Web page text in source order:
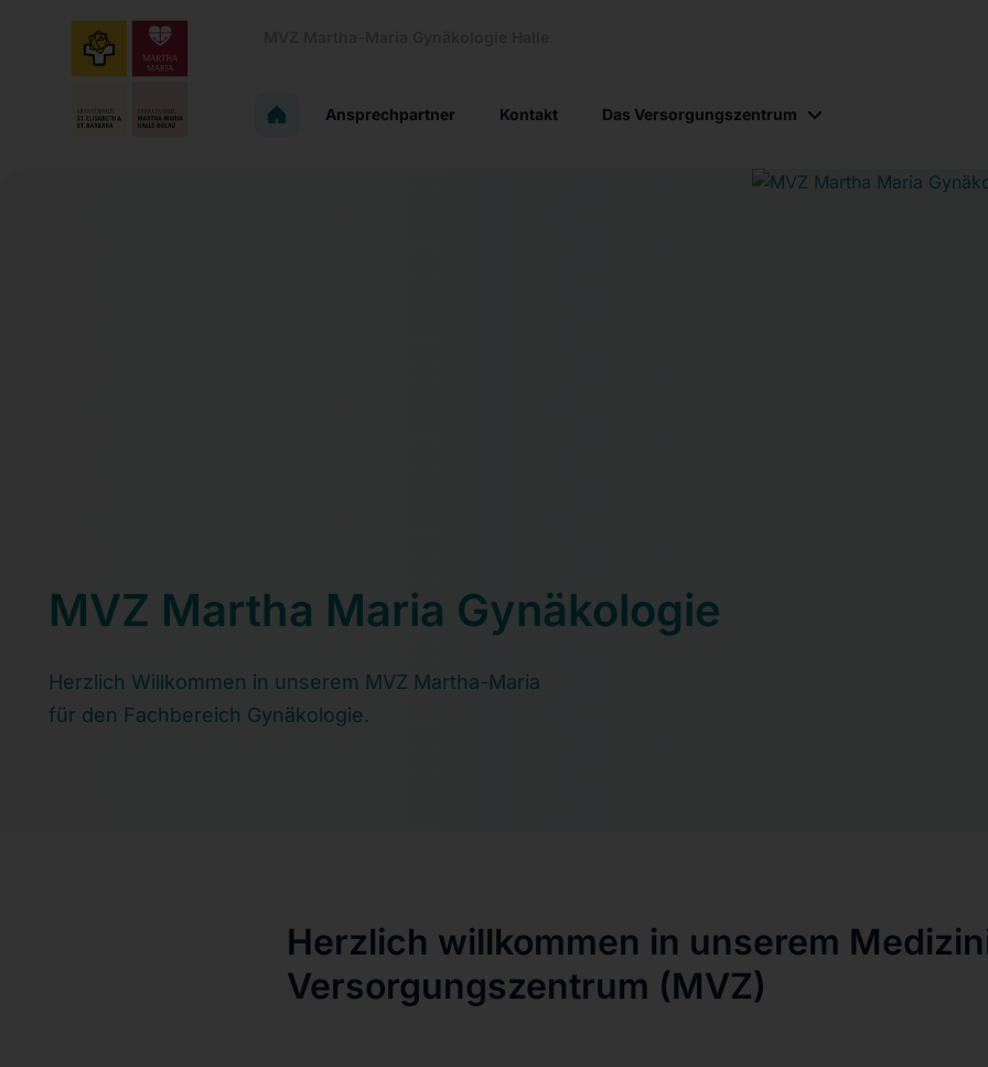
Ansprechpartner Kontakt Das Versorgungszentrum
MVZ Martha Maria Gynäkologie
Herzlich Willkommen in unserem MVZ Martha-Maria
für den Fachbereich Gynäkologie.
Herzlich willkommen in unserem
Versorgungszentrum (MVZ)